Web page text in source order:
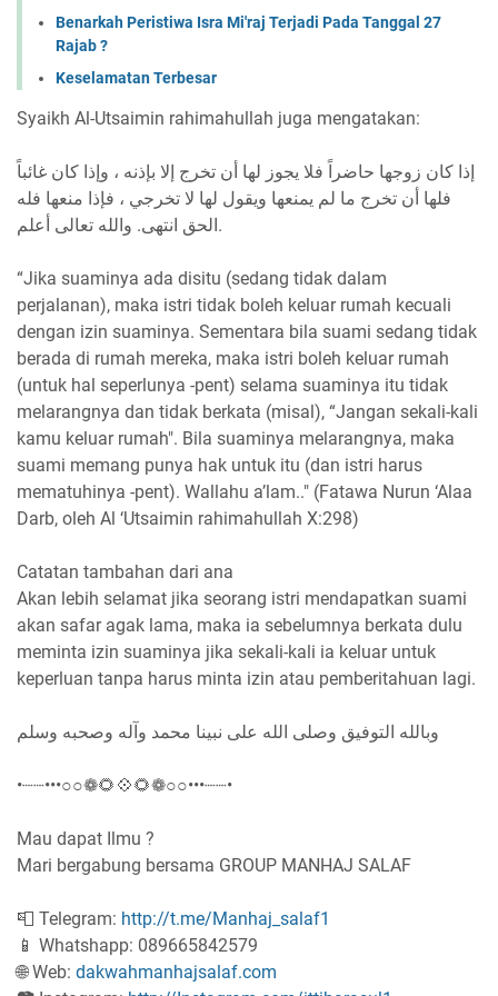
Benarkah Peristiwa Isra Mi'raj Terjadi Pada Tanggal 27
Rajab ?
Keselamatan Terbesar
Syaikh Al-Utsaimin rahimahullah juga mengatakan:
إذا كان زوجها حاضراً فلا يجوز لها أن تخرج إلا بإذنه ، وإذا كان غائباً
فلها أن تخرج ما لم يمنعها ويقول لها لا تخرجي ، فإذا منعها فله
الحق انتهى. والله تعالى أعلم.
“Jika suaminya ada disitu (sedang tidak dalam
perjalanan), maka istri tidak boleh keluar rumah kecuali
dengan izin suaminya. Sementara bila suami sedang tidak
berada di rumah mereka, maka istri boleh keluar rumah
(untuk hal seperlunya -pent) selama suaminya itu tidak
melarangnya dan tidak berkata (misal), “Jangan sekali-kali
kamu keluar rumah". Bila suaminya melarangnya, maka
suami memang punya hak untuk itu (dan istri harus
mematuhinya -pent). Wallahu a’lam.." (Fatawa Nurun ‘Alaa
Darb, oleh Al ‘Utsaimin rahimahullah X:298)
Catatan tambahan dari ana
Akan lebih selamat jika seorang istri mendapatkan suami
akan safar agak lama, maka ia sebelumnya berkata dulu
meminta izin suaminya jika sekali-kali ia keluar untuk
keperluan tanpa harus minta izin atau pemberitahuan lagi.
وبالله التوفيق وصلى الله على نبينا محمد وآله وصحبه وسلم
•┈┈•••○○❁🌻💠🌻❁○○•••┈┈•
Mau dapat Ilmu ?
Mari bergabung bersama GROUP MANHAJ SALAF
📮 Telegram: http://t.me/Manhaj_salaf1
📱 Whatshapp: 089665842579
🌐 Web: dakwahmanhajsalaf.com